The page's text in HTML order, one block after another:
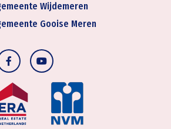
Wijdemeren
Gooise Meren